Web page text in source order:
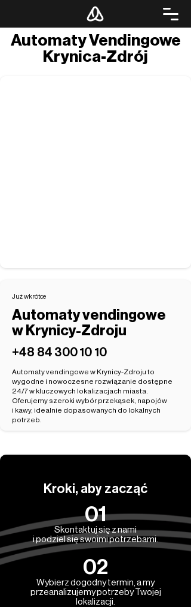
Automaty Vendingowe
Krynica-Zdrój
Już wkrótce
Automaty vendingowe
w Krynicy-Zdroju
‭+48 84 300 10 10‬
Automaty vendingowe w Krynicy-Zdroju to
wygodne i nowoczesne rozwiązanie dostępne
24/7 w kluczowych lokalizacjach miasta.
Oferujemy szeroki wybór przekąsek, napojów
i kawy, idealnie dopasowanych do lokalnych
potrzeb.
Kroki, aby zacząć
01
Skontaktuj się z nami
i podziel się swoimi potrzebami.
02
Wybierz dogodny termin, a my
przeanalizujemy potrzeby Twojej
lokalizacji.